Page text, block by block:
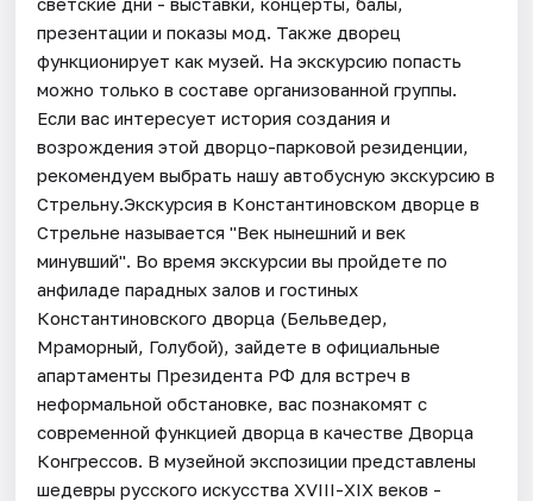
презентации и показы мод. Также дворец
функционирует как музей. На экскурсию попасть
можно только в составе организованной группы.
Если вас интересует история создания и
возрождения этой дворцо-парковой резиденции,
рекомендуем выбрать нашу автобусную экскурсию в
Стрельну.Экскурсия в Константиновском дворце в
Стрельне называется "Век нынешний и век
минувший". Во время экскурсии вы пройдете по
анфиладе парадных залов и гостиных
Константиновского дворца (Бельведер,
Мраморный, Голубой), зайдете в официальные
апартаменты Президента РФ для встреч в
неформальной обстановке, вас познакомят с
современной функцией дворца в качестве Дворца
Конгрессов. В музейной экспозиции представлены
шедевры русского искусства XVIII-XIX веков -